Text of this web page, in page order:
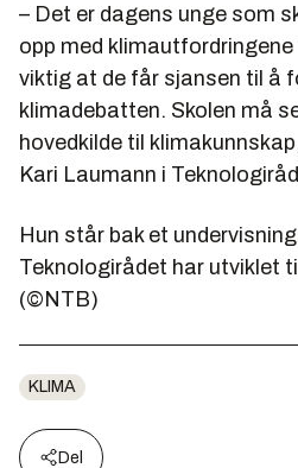
– Det er dagens unge som
opp med
viktig at de får sjansen til å
klimadebatten. Skolen må
hovedkilde til
Kari Laumann i
Hun står bak et
Teknologirådet har utviklet
(©NTB)
KLIMA
Del